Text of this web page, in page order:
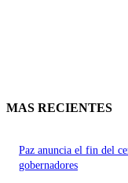
MAS RECIENTES
Paz anuncia el fin del
gobernadores